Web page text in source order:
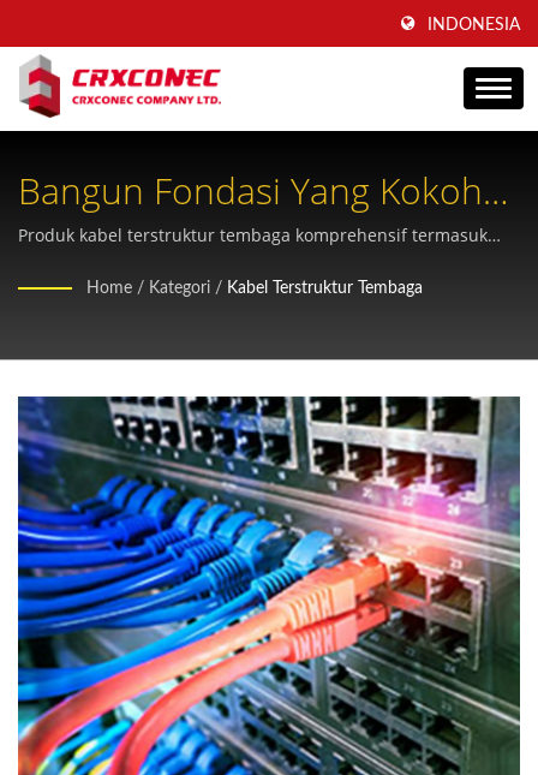
INDONESIA
Bangun Fondasi Yang Kokoh
Dengan Solusi Kabel Tembaga
Profesional
Produk kabel terstruktur tembaga komprehensif termasuk
bersertifikasi sesuai dengan standar global.
Home / Kategori / Kabel Terstruktur Tembaga